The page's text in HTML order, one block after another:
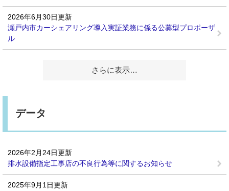
2026年6月30日更新
瀬戸内市カーシェアリング導入実証業務に係る公募型プロポーザ
ル
さらに表示…
データ
2026年2月24日更新
排水設備指定工事店の不良行為等に関するお知らせ
2025年9月1日更新